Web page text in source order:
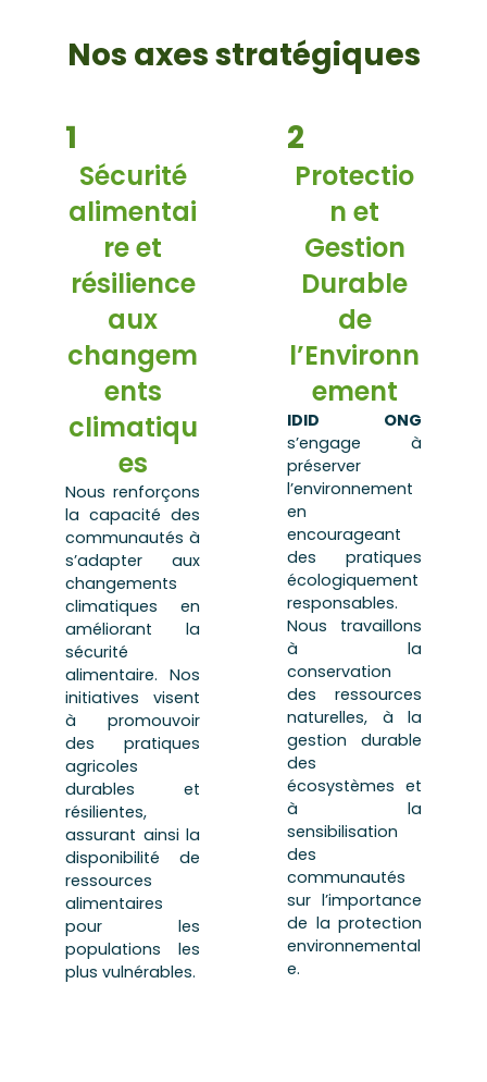
Nos axes stratégiques
1
Sécurité
alimentai
re et
résilience
aux
changem
ents
climatiqu
es
Nous renforçons
la capacité des
communautés à
s’adapter aux
changements
climatiques en
améliorant la
sécurité
alimentaire. Nos
initiatives visent
à promouvoir
des pratiques
agricoles
durables et
résilientes,
assurant ainsi la
disponibilité de
ressources
alimentaires
pour les
populations les
plus vulnérables.
2
Protectio
n et
Gestion
Durable
de
l’Environn
ement
IDID ONG
s’engage à
préserver
l’environnement
en
encourageant
des pratiques
écologiquement
responsables.
Nous travaillons
à la
conservation
des ressources
naturelles, à la
gestion durable
des
écosystèmes et
à la
sensibilisation
des
communautés
sur l’importance
de la protection
environnemental
e.